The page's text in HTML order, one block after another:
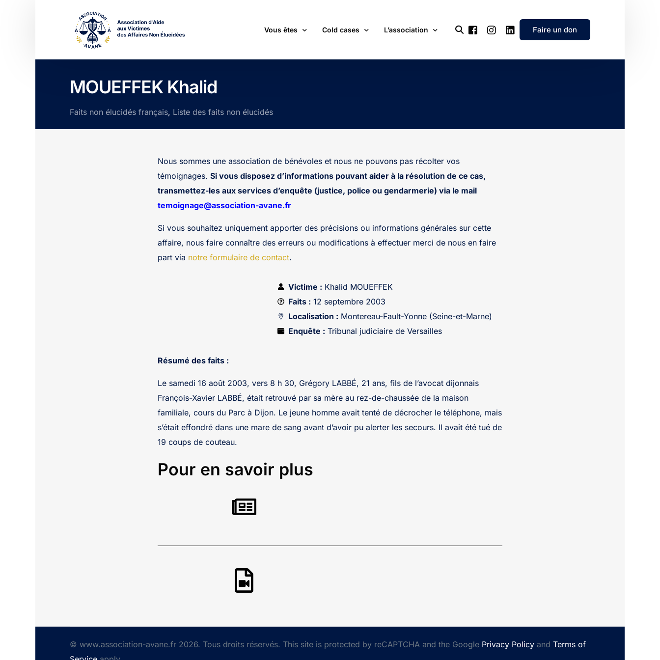
Vous êtes
passionné(e) par les cold cases
un futur adhérent ou bénévole
journaliste
Cold cases L’association
Devenir bénévole
Contact
Faire un don
MOUEFFEK Khalid
Faits non élucidés français, Liste des faits non élucidés
Nous sommes une association de bénévoles et nous ne pouvons pas récolter vos
témoignages. Si vous disposez d’informations pouvant aider à la résolution de ce cas,
transmettez-les aux services d’enquête (justice, police ou gendarmerie) via le mail
temoignage@association-avane.fr
Si vous souhaitez uniquement apporter des précisions ou informations générales sur cette
affaire, nous faire connaître des erreurs ou modifications à effectuer merci de nous en faire
part via notre formulaire de contact.
Victime : Khalid MOUEFFEK
Faits : 12 septembre 2003
Localisation : Montereau-Fault-Yonne (Seine-et-Marne)
Enquête : Tribunal judiciaire de Versailles
Résumé des faits :
Le samedi 16 août 2003, vers 8 h 30, Grégory LABBÉ, 21 ans, fils de l’avocat dijonnais
François-Xavier LABBÉ, était retrouvé par sa mère au rez-de-chaussée de la maison
familiale, cours du Parc à Dijon. Le jeune homme avait tenté de décrocher le téléphone, mais
s’était effondré dans une mare de sang avant d’avoir pu alerter les secours. Il avait été tué de
19 coups de couteau.
Pour en savoir plus
© www.association-avane.fr 2026. Tous droits réservés. This site is protected by reCAPTCHA and the Google Privacy Policy and Terms of